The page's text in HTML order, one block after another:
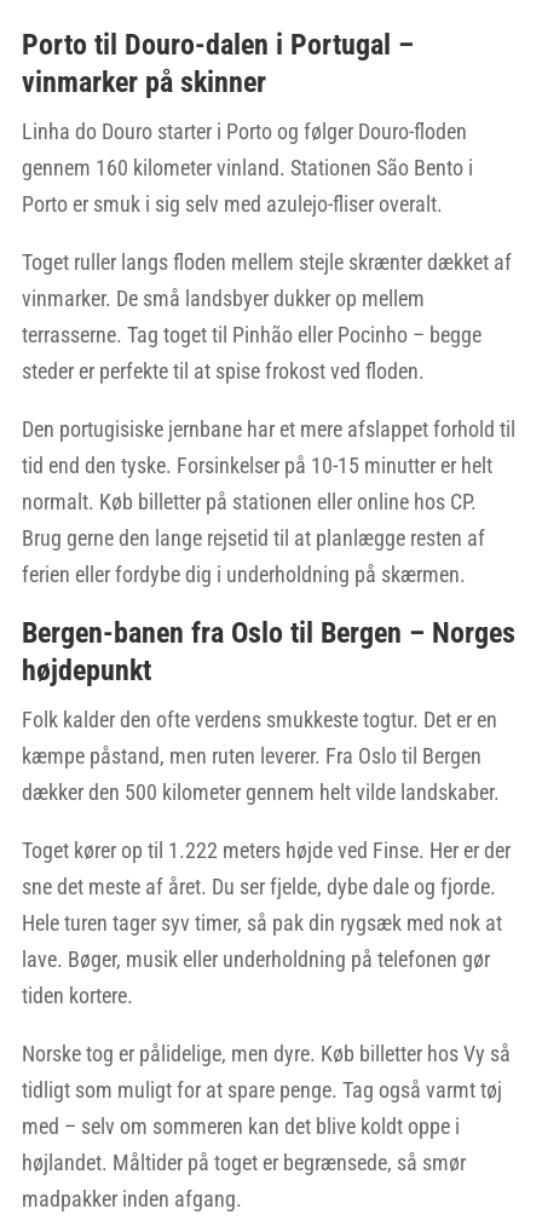
Porto til Douro-dalen i Portugal –
vinmarker på skinner
Linha do Douro starter i Porto og følger Douro-floden
gennem 160 kilometer vinland. Stationen São Bento i
Porto er smuk i sig selv med azulejo-fliser overalt.
Toget ruller langs floden mellem stejle skrænter dækket af
vinmarker. De små landsbyer dukker op mellem
terrasserne. Tag toget til Pinhão eller Pocinho – begge
steder er perfekte til at spise frokost ved floden.
Den portugisiske jernbane har et mere afslappet forhold til
tid end den tyske. Forsinkelser på 10-15 minutter er helt
normalt. Køb billetter på stationen eller online hos CP.
Brug gerne den lange rejsetid til at planlægge resten af
ferien eller fordybe dig i underholdning på skærmen.
Bergen-banen fra Oslo til Bergen – Norges
højdepunkt
Folk kalder den ofte verdens smukkeste togtur. Det er en
kæmpe påstand, men ruten leverer. Fra Oslo til Bergen
dækker den 500 kilometer gennem helt vilde landskaber.
Toget kører op til 1.222 meters højde ved Finse. Her er der
sne det meste af året. Du ser fjelde, dybe dale og fjorde.
Hele turen tager syv timer, så pak din rygsæk med nok at
lave. Bøger, musik eller underholdning på telefonen gør
tiden kortere.
Norske tog er pålidelige, men dyre. Køb billetter hos Vy så
tidligt som muligt for at spare penge. Tag også varmt tøj
med – selv om sommeren kan det blive koldt oppe i
højlandet. Måltider på toget er begrænsede, så smør
madpakker inden afgang.